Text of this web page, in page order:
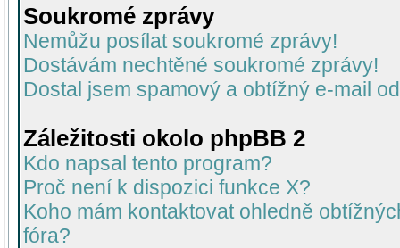
Soukromé zprávy
Nemůžu posílat soukromé zprávy!
Dostávám nechtěné soukromé zprávy!
Dostal jsem spamový a obtížný e-mail
Záležitosti okolo phpBB 2
Kdo napsal tento program?
Proč není k dispozici funkce X?
Koho mám kontaktovat ohledně
fóra?